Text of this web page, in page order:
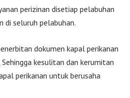
perizinan disetiap pelabuhan
di seluruh pelabuhan.
dokumen kapal perikanan
kesulitan dan kerumitan
perikanan untuk berusaha